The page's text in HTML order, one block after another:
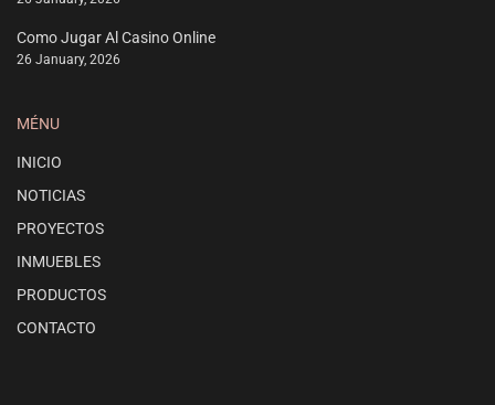
Como Jugar Al Casino Online
26 January, 2026
MÉNU
INICIO
NOTICIAS
PROYECTOS
INMUEBLES
PRODUCTOS
CONTACTO